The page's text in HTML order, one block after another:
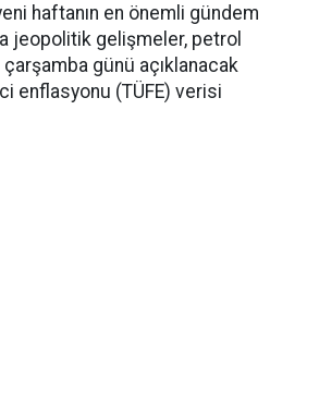
haftanın en önemli gündem
jeopolitik gelişmeler, petrol
günü açıklanacak
enflasyonu (TÜFE) verisi